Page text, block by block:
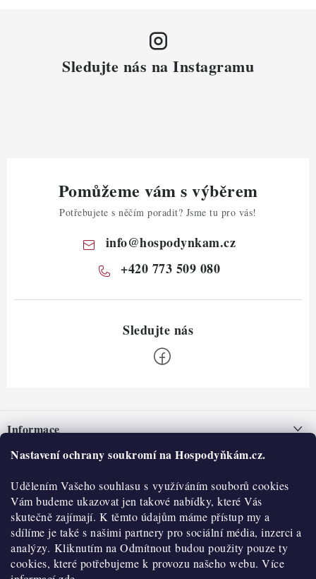
Nastavení ochrany soukromí na Hospodyňkám.cz.
Udělením Vašeho souhlasu s využíváním souborů cookies
Vám budeme ukazovat jen takové nabídky, které Vás
skutečně zajímají. K těmto údajům máme přístup my a
sdílíme je také s našimi partnery pro sociální média, inzerci a
analýzy. Kliknutím na Odmítnout budou použity pouze ty
cookies, které potřebujeme k provozu našeho webu. Více
Sledujte nás na Instagramu
Pomůžeme vám s výběrem
Potřebujete s něčím poradit? Jsme tu pro vás!
info@hospodynkam.cz
+420 773 509 080
pInformace
Nepřevzetí zásilky na dobírku
Obchodní podmínky
Hodnocení obchodu
Blog
Moje objednávka
O nás
Historie
Kontakty
O nákupu
Reklamace a vratky
Výdejní místa